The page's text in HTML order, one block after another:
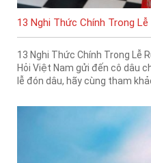
13 Nghi Thức Chính Trong
13 Nghi Thức Chính Trong Lễ
Hỏi Việt Nam gửi đến cô dâu
lễ đón dâu, hãy cùng tham